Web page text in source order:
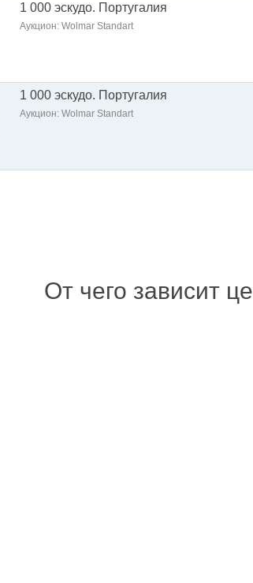
1 000 эскудо. Португалия
Аукцион: Wolmar Standart
1 000 эскудо. Португалия
Аукцион: Wolmar Standart
От чего зависит